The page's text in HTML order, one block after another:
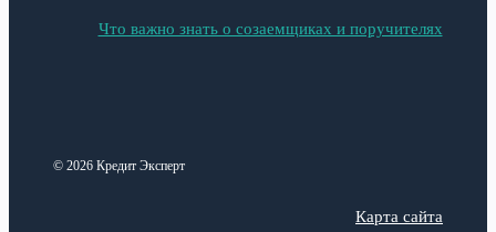
Что важно знать о созаемщиках и поручителях
© 2026 Кредит Эксперт
Карта сайта